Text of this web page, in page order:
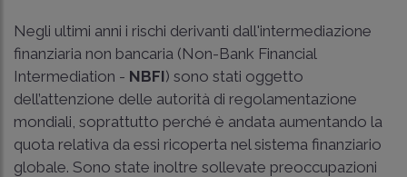
Negli ultimi anni i rischi derivanti dall'intermediazione
finanziaria non bancaria (Non-Bank Financial
Intermediation - NBFI) sono stati oggetto
dell’attenzione delle autorità di regolamentazione
mondiali, soprattutto perché è andata aumentando la
quota relativa da essi ricoperta nel sistema finanziario
globale. Sono state inoltre sollevate preoccupazioni